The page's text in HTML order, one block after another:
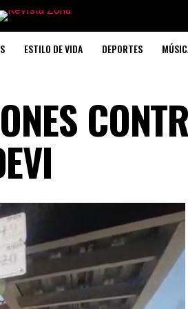
ESTILO DE VIDA DEPORTES